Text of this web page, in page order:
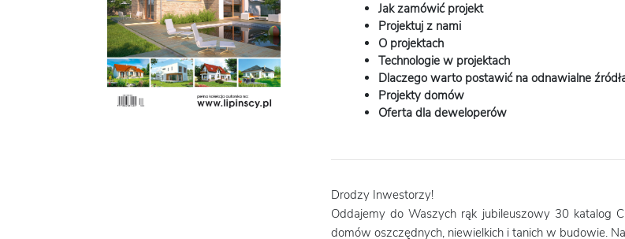
Jak zamówić projekt
Projektuj z nami
O projektach
Technologie w projektach
Dlaczego warto postawić na odnawialne
Projekty domów
Oferta dla deweloperów
Drodzy Inwestorzy!
Oddajemy do Waszych rąk jubileuszowy 30 katalog
domów oszczędnych, niewielkich i tanich w budowie.